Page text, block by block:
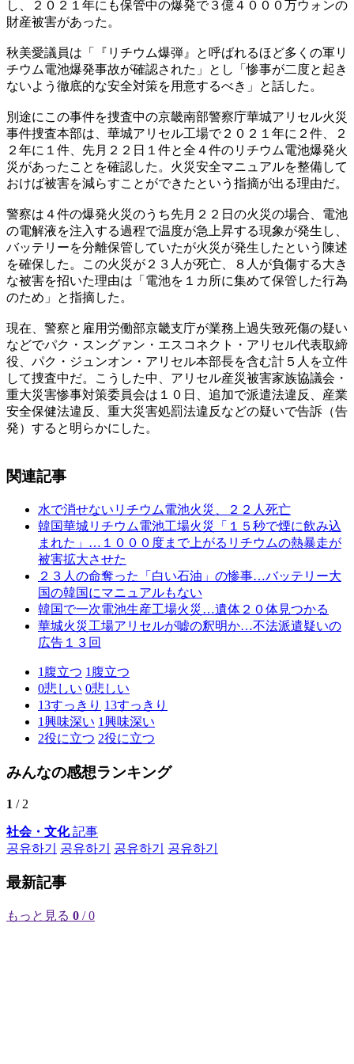
し、２０２１年にも保管中の爆発で３億４０００万ウォンの
財産被害があった。
秋美愛議員は「『リチウム爆弾』と呼ばれるほど多くの軍リ
チウム電池爆発事故が確認された」とし「惨事が二度と起き
ないよう徹底的な安全対策を用意するべき」と話した。
別途にこの事件を捜査中の京畿南部警察庁華城アリセル火災
事件捜査本部は、華城アリセル工場で２０２１年に２件、２
２年に１件、先月２２日１件と全４件のリチウム電池爆発火
災があったことを確認した。火災安全マニュアルを整備して
おけば被害を減らすことができたという指摘が出る理由だ。
警察は４件の爆発火災のうち先月２２日の火災の場合、電池
の電解液を注入する過程で温度が急上昇する現象が発生し、
バッテリーを分離保管していたが火災が発生したという陳述
を確保した。この火災が２３人が死亡、８人が負傷する大き
な被害を招いた理由は「電池を１カ所に集めて保管した行為
のため」と指摘した。
現在、警察と雇用労働部京畿支庁が業務上過失致死傷の疑い
などでパク・スングァン・エスコネクト・アリセル代表取締
役、パク・ジュンオン・アリセル本部長を含む計５人を立件
して捜査中だ。こうした中、アリセル産災被害家族協議会・
重大災害惨事対策委員会は１０日、追加で派遣法違反、産業
安全保健法違反、重大災害処罰法違反などの疑いで告訴（告
発）すると明らかにした。
関連記事
水で消せないリチウム電池火災、２２人死亡
韓国華城リチウム電池工場火災「１５秒で煙に飲み込
まれた」…１０００度まで上がるリチウムの熱暴走が
被害拡大させた
２３人の命奪った「白い石油」の惨事…バッテリー大
国の韓国にマニュアルもない
韓国で一次電池生産工場火災…遺体２０体見つかる
華城火災工場アリセルが嘘の釈明か…不法派遣疑いの
広告１３回
1 腹立つ 1 腹立つ
0悲しい 0悲しい
13すっきり 13すっきり
1興味深い 1興味深い
2役に立つ 2役に立つ
みんなの感想ランキング
1 / 2
社会・文化記事
공유하기
공유하기 공유하기 공유하기
最新記事
もっと見る 0 / 0